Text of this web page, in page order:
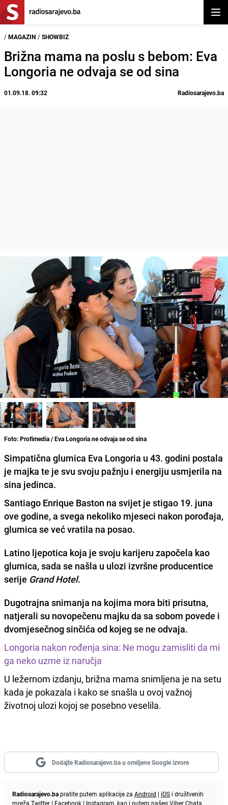
/ MAGAZIN / SHOWBIZ
Brižna mama na poslu s bebom: Eva
Longoria ne odvaja se od sina
01.09.18. 09:32 Radiosarajevo.ba
Foto: Profimedia / Eva Longoria ne odvaja se od sina
Simpatična glumica Eva Longoria u 43. godini postala
je majka te je svu svoju pažnju i energiju usmjerila na
sina jedinca.
Santiago Enrique Baston na svijet je stigao 19. juna
ove godine, a svega nekoliko mjeseci nakon porođaja,
glumica se već vratila na posao.
Latino ljepotica koja je svoju karijeru započela kao
glumica, sada se našla u ulozi izvršne producentice
serije Grand Hotel.
Dugotrajna snimanja na kojima mora biti prisutna,
natjerali su novopečenu majku da sa sobom povede i
dvomjesečnog sinčića od kojeg se ne odvaja.
Longoria nakon rođenja sina: Ne mogu zamisliti da mi
ga neko uzme iz naručja
U ležernom izdanju, brižna mama snimljena je na setu
kada je pokazala i kako se snašla u ovoj važnoj
životnoj ulozi kojoj se posebno veselila.
Dodajte Radiosarajevo.ba u omiljene Google izvore
Radiosarajevo.bapratite putem aplikacije za Android | iOS i društvenih
mreža Twitter | Facebook | Instagram, kao i putem našeg ViberChata.